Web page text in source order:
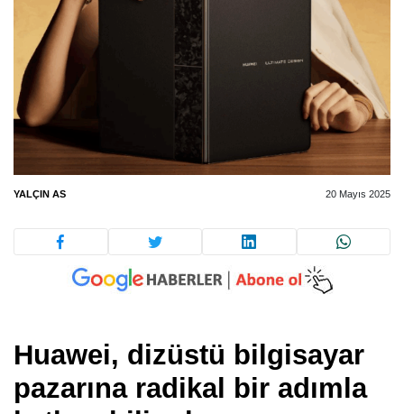
YALÇIN AS 20 Mayıs 2025
Huawei, dizüstü bilgisayar
pazarına radikal bir adımla